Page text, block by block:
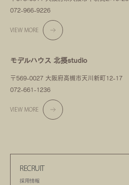
072-966-9226
VIEW MORE
モデルハウス 北摂studio
〒569-0027 大阪府高槻市天川新町12-17
072-661-1236
VIEW MORE
RECRUIT
採用情報